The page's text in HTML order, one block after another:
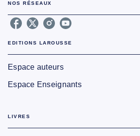
NOS RÉSEAUX
EDITIONS LAROUSSE
Espace auteurs
Espace Enseignants
LIVRES